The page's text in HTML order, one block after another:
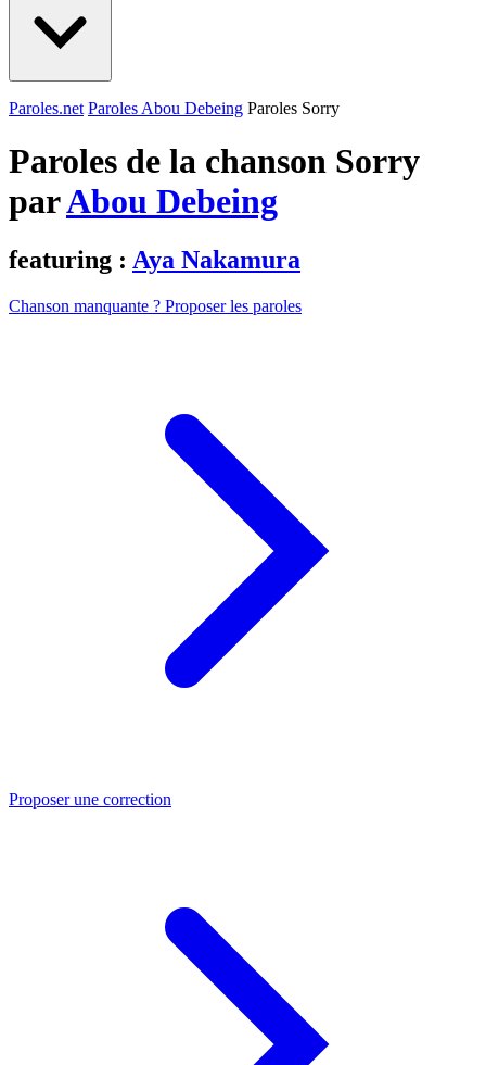
Paroles.net Paroles Abou Debeing Paroles Sorry
Paroles de la chanson Sorry
parAbou Debeing
featuring : Aya Nakamura
Chanson manquante ? Proposer les paroles
Proposer une correction